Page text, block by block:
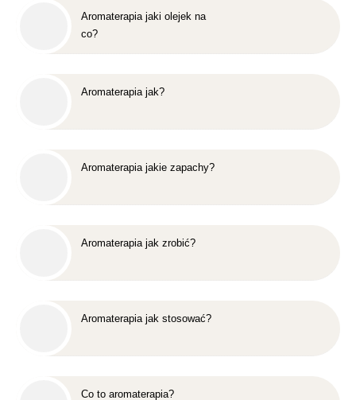
Aromaterapia jaki olejek na
co?
Aromaterapia jak?
Aromaterapia jakie zapachy?
Aromaterapia jak zrobić?
Aromaterapia jak stosować?
Co to aromaterapia?